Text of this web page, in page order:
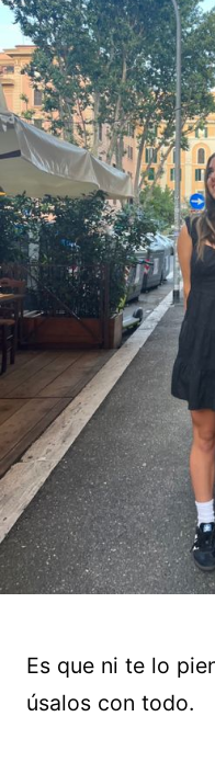
Es que ni te lo
úsalos con todo.